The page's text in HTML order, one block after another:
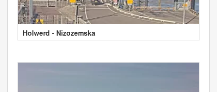
Holwerd - Nizozemska